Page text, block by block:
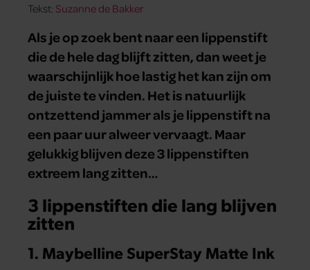
Tekst: Suzanne de Bakker
Als je op zoek bent naar een lippenstift
die de hele dag blijft zitten, dan weet je
waarschijnlijk hoe lastig het kan zijn om
de juiste te vinden. Het is natuurlijk
ontzettend jammer als je lippenstift na
een paar uur alweer vervaagt. Maar
gelukkig blijven deze 3 lippenstiften
extreem lang zitten…
3 lippenstiften die lang blijven
zitten
1. Maybelline SuperStay Matte Ink